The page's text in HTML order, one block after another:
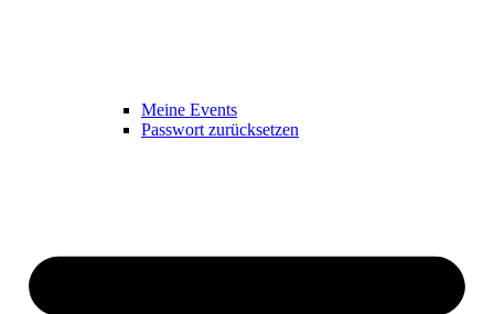
Meine Events
Passwort zurücksetzen